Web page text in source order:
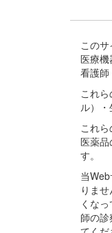
この
医療
看護師
これ
ル）
これ
医薬
す。
当
りま
くな
師の